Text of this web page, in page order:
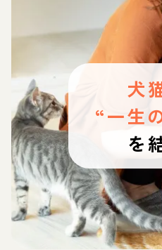
犬
“一生
を